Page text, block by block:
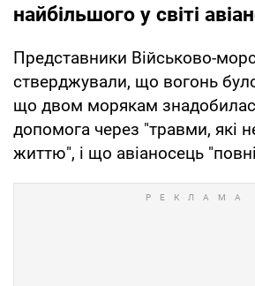
найбільшого у світі
Представники Військово-
стверджували, що вогонь
що двом морякам
допомога через "травми, які
життю", і що авіаносець